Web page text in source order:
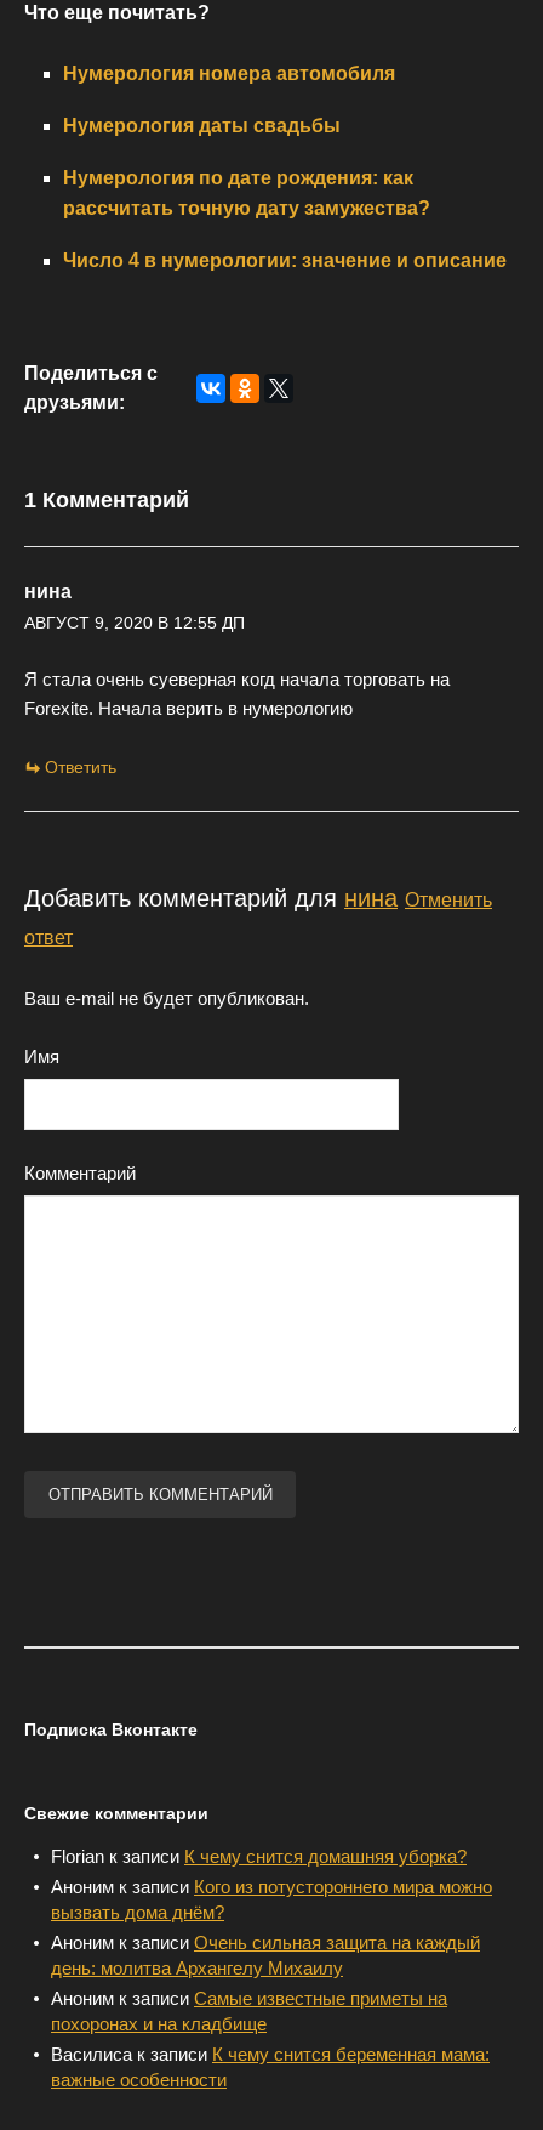
Что еще почитать?
Нумерология номера автомобиля
Нумерология даты свадьбы
Нумерология по дате рождения: как
рассчитать точную дату замужества?
Число 4 в нумерологии: значение и описание
Поделиться с
друзьями:
1 Комментарий
нина
АВГУСТ 9, 2020 В 12:55 ДП
Я стала очень суеверная когд начала торговать на
Forexite. Начала верить в нумерологию
Ответить
Добавить комментарий для нина Отменить
ответ
Ваш e-mail не будет опубликован.
Имя
Комментарий
Подписка Вконтакте
Свежие комментарии
Florian к записи К чему снится домашняя уборка?
Аноним к записи Кого из потустороннего мира можно
вызвать дома днём?
Аноним к записи Очень сильная защита на каждый
день: молитва Архангелу Михаилу
Аноним к записи Самые известные приметы на
похоронах и на кладбище
Василиса к записи К чему снится беременная мама:
важные особенности